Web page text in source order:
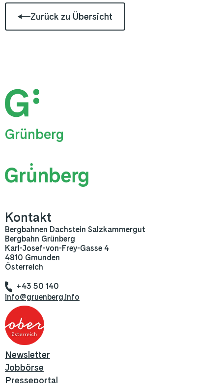
Zurück zu Übersicht
Grünberg
Kontakt
Bergbahnen Dachstein Salzkammergut
Bergbahn Grünberg
Karl-Josef-von-Frey-Gasse 4
4810 Gmunden
Österreich
+43 50 140
info@gruenberg.info
Newsletter
Jobbörse
Presseportal